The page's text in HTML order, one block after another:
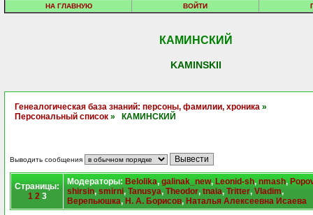
НА ГЛАВНУЮ ВОЙТИ
КАМИНСКИЙ
KAMINSKII
Генеалогическая база знаний: персоны, фамилии, хроника »
Персональный список » КАМИНСКИЙ
Выводить сообщения
Страницы:
1 23
Модераторы: Belolika, galinak_new, Leonid-sh, nmash,
shirsin, smirni, Tanusya, Theodor, tnaia, Tritter, Vladim,
Верепьюшка, Н. А. Борисов, Наталья Алексеевна Исаева